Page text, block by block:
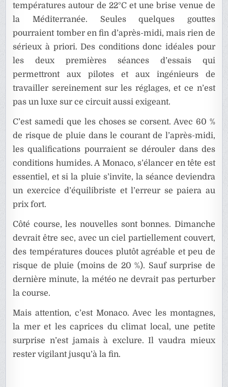
températures autour de 22°C et une brise venue de
la Méditerranée. Seules quelques gouttes
pourraient tomber en fin d’après-midi, mais rien de
sérieux à priori. Des conditions donc idéales pour
les deux premières séances d’essais qui
permettront aux pilotes et aux ingénieurs de
travailler sereinement sur les réglages, et ce n’est
pas un luxe sur ce circuit aussi exigeant.
C’est samedi que les choses se corsent. Avec 60 %
de risque de pluie dans le courant de l’après-midi,
les qualifications pourraient se dérouler dans des
conditions humides. A Monaco, s’élancer en tête est
essentiel, et si la pluie s’invite, la séance deviendra
un exercice d’équilibriste et l’erreur se paiera au
prix fort.
Côté course, les nouvelles sont bonnes. Dimanche
devrait être sec, avec un ciel partiellement couvert,
des températures douces plutôt agréable et peu de
risque de pluie (moins de 20 %). Sauf surprise de
dernière minute, la météo ne devrait pas perturber
la course.
Mais attention, c’est Monaco. Avec les montagnes,
la mer et les caprices du climat local, une petite
surprise n’est jamais à exclure. Il vaudra mieux
rester vigilant jusqu’à la fin.